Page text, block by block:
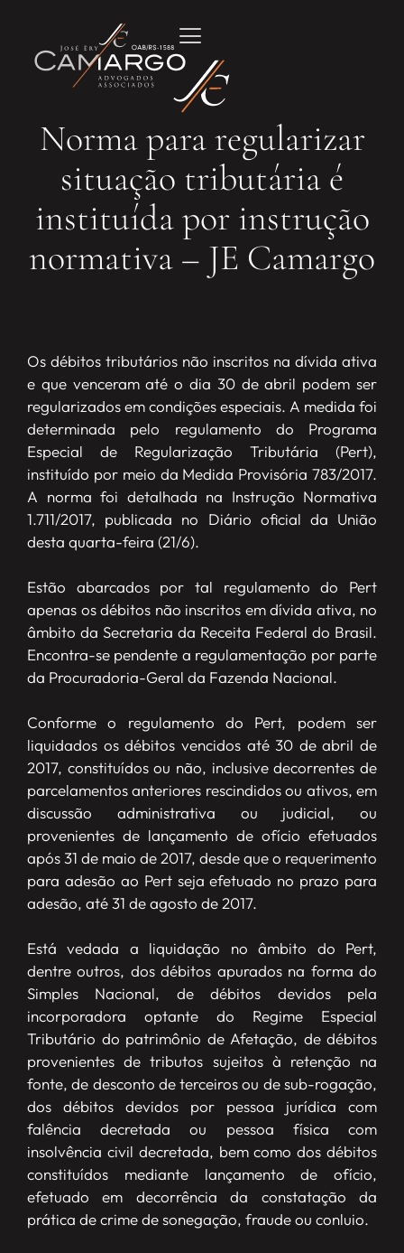
Norma para regularizar
situação tributária é
instituída por instrução
normativa – JE Camargo
Os débitos tributários não inscritos na dívida ativa
e que venceram até o dia 30 de abril podem ser
regularizados em condições especiais. A medida foi
determinada pelo regulamento do Programa
Especial de Regularização Tributária (Pert),
instituído por meio da Medida Provisória 783/2017.
A norma foi detalhada na Instrução Normativa
1.711/2017, publicada no Diário oficial da União
desta quarta-feira (21/6).
Estão abarcados por tal regulamento do Pert
apenas os débitos não inscritos em dívida ativa, no
âmbito da Secretaria da Receita Federal do Brasil.
Encontra-se pendente a regulamentação por parte
da Procuradoria-Geral da Fazenda Nacional.
Conforme o regulamento do Pert, podem ser
liquidados os débitos vencidos até 30 de abril de
2017, constituídos ou não, inclusive decorrentes de
parcelamentos anteriores rescindidos ou ativos, em
discussão administrativa ou judicial, ou
provenientes de lançamento de ofício efetuados
após 31 de maio de 2017, desde que o requerimento
para adesão ao Pert seja efetuado no prazo para
adesão, até 31 de agosto de 2017.
Está vedada a liquidação no âmbito do Pert,
dentre outros, dos débitos apurados na forma do
Simples Nacional, de débitos devidos pela
incorporadora optante do Regime Especial
Tributário do patrimônio de Afetação, de débitos
provenientes de tributos sujeitos à retenção na
fonte, de desconto de terceiros ou de sub-rogação,
dos débitos devidos por pessoa jurídica com
falência decretada ou pessoa física com
insolvência civil decretada, bem como dos débitos
constituídos mediante lançamento de ofício,
efetuado em decorrência da constatação da
prática de crime de sonegação, fraude ou conluio.